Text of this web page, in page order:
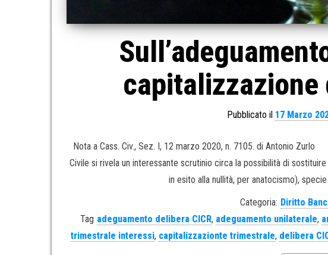
Pubblicato il 17 Marzo
Nota a Cass. Civ., Sez. I, 12 marzo 2020, n. 7105. di Antonio
Civile si rivela un interessante scrutinio circa la possibilità di
in esito alla nullità, per anatocismo),
Categoria: Diritto
Tag adeguamento delibera CICR, adeguamento unilaterale,
trimestrale interessi, capitalizzazionte trimestrale, delibera